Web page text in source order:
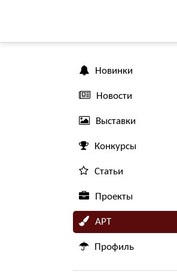
Новинки
Новости
Выставки
Конкурсы
Статьи
Проекты
АРТ
Профиль